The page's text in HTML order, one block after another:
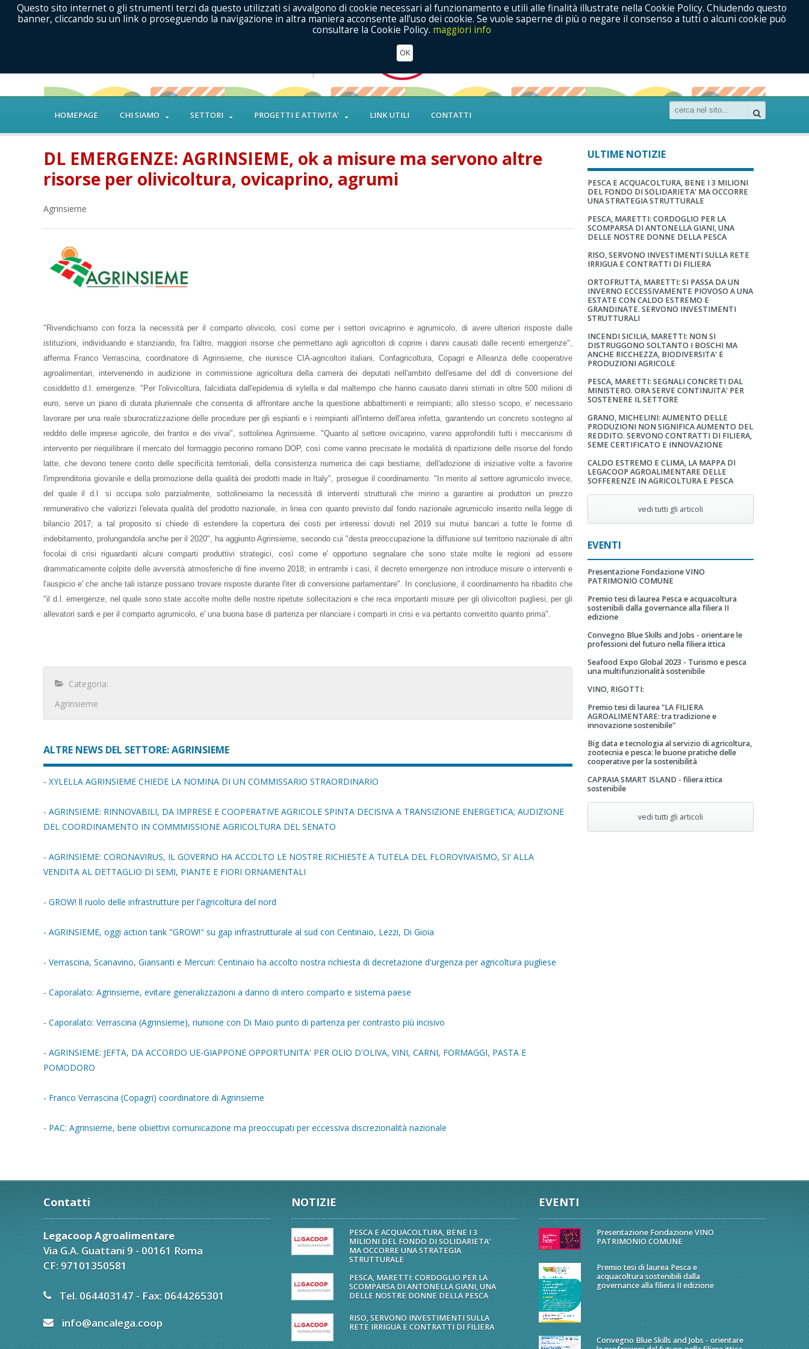
HOMEPAGE CHI SIAMO SETTORI PROGETTI E ATTIVITA' LINK UTILI CONTATTI
DL EMERGENZE: AGRINSIEME, ok a misure ma servono altre
risorse per olivicoltura, ovicaprino, agrumi
Agrinsieme
"Rivendichiamo con forza la necessità per il comparto olivicolo, così come per i settori ovicaprino e agrumicolo, di avere ulteriori risposte dalle
istituzioni, individuando e stanziando, fra l'altro, maggiori risorse che permettano agli agricoltori di coprire i danni causati dalle recenti emergenze",
afferma Franco Verrascina, coordinatore di Agrinsieme, che riunisce CIA-agricoltori italiani, Confagricoltura, Copagri e Alleanza delle cooperative
agroalimentari, intervenendo in audizione in commissione agricoltura della camera dei deputati nell'ambito dell'esame del ddl di conversione del
cosiddetto d.l. emergenze. "Per l'olivicoltura, falcidiata dall'epidemia di xylella e dal maltempo che hanno causato danni stimati in oltre 500 milioni di
euro, serve un piano di durata pluriennale che consenta di affrontare anche la questione abbattimenti e reimpianti; allo stesso scopo, e' necessario
lavorare per una reale sburocratizzazione delle procedure per gli espianti e i reimpianti all'interno dell'area infetta, garantendo un concreto sostegno al
reddito delle imprese agricole, dei frantoi e dei vivai", sottolinea Agrinsieme. "Quanto al settore ovicaprino, vanno approfonditi tutti i meccanismi di
intervento per riequilibrare il mercato del formaggio pecorino romano DOP, così come vanno precisate le modalità di ripartizione delle risorse del fondo
latte, che devono tenere conto delle specificità territoriali, della consistenza numerica dei capi bestiame, dell'adozione di iniziative volte a favorire
l'imprenditoria giovanile e della promozione della qualità dei prodotti made in Italy", prosegue il coordinamento. "In merito al settore agrumicolo invece,
del quale il d.l. si occupa solo parzialmente, sottolineiamo la necessità di interventi strutturali che mirino a garantire ai produttori un prezzo
remunerativo che valorizzi l'elevata qualità del prodotto nazionale, in linea con quanto previsto dal fondo nazionale agrumicolo inserito nella legge di
bilancio 2017; a tal proposito si chiede di estendere la copertura dei costi per interessi dovuti nel 2019 sui mutui bancari a tutte le forme di
indebitamento, prolungandola anche per il 2020", ha aggiunto Agrinsieme, secondo cui "desta preoccupazione la diffusione sul territorio nazionale di altri
focolai di crisi riguardanti alcuni comparti produttivi strategici, così come e' opportuno segnalare che sono state molte le regioni ad essere
drammaticamente colpite delle avversità atmosferiche di fine inverno 2018; in entrambi i casi, il decreto emergenze non introduce misure o interventi e
l'auspicio e' che anche tali istanze possano trovare risposte durante l'iter di conversione parlamentare". In conclusione, il coordinamento ha ribadito che
"il d.l. emergenze, nel quale sono state accolte molte delle nostre ripetute sollecitazioni e che reca importanti misure per gli olivicoltori pugliesi, per gli
allevatori sardi e per il comparto agrumicolo, e' una buona base di partenza per rilanciare i comparti in crisi e va pertanto convertito quanto prima".
Categoria:
Agrinsieme
ALTRE NEWS DEL SETTORE: AGRINSIEME
- XYLELLA AGRINSIEME CHIEDE LA NOMINA DI UN COMMISSARIO STRAORDINARIO
- AGRINSIEME: RINNOVABILI, DA IMPRESE E COOPERATIVE AGRICOLE SPINTA DECISIVA A TRANSIZIONE ENERGETICA; AUDIZIONE
DEL COORDINAMENTO IN COMMMISSIONE AGRICOLTURA DEL SENATO
- AGRINSIEME: CORONAVIRUS, IL GOVERNO HA ACCOLTO LE NOSTRE RICHIESTE A TUTELA DEL FLOROVIVAISMO, SI' ALLA
VENDITA AL DETTAGLIO DI SEMI, PIANTE E FIORI ORNAMENTALI
- GROW! ll ruolo delle infrastrutture per l'agricoltura del nord
- AGRINSIEME, oggi action tank "GROW!" su gap infrastrutturale al sud con Centinaio, Lezzi, Di Gioia
- Verrascina, Scanavino, Giansanti e Mercuri: Centinaio ha accolto nostra richiesta di decretazione d'urgenza per agricoltura pugliese
- Caporalato: Agrinsieme, evitare generalizzazioni a danno di intero comparto e sistema paese
- Caporalato: Verrascina (Agrinsieme), riunione con Di Maio punto di partenza per contrasto più incisivo
- AGRINSIEME: JEFTA, DA ACCORDO UE-GIAPPONE OPPORTUNITA' PER OLIO D'OLIVA, VINI, CARNI, FORMAGGI, PASTA E
POMODORO
- Franco Verrascina (Copagri) coordinatore di Agrinsieme
- PAC: Agrinsieme, bene obiettivi comunicazione ma preoccupati per eccessiva discrezionalità nazionale
ULTIME NOTIZIE
PESCA E ACQUACOLTURA, BENE I 3 MILIONI
DEL FONDO DI SOLIDARIETA' MA OCCORRE
UNA STRATEGIA STRUTTURALE
PESCA, MARETTI: CORDOGLIO PER LA
SCOMPARSA DI ANTONELLA GIANI, UNA
DELLE NOSTRE DONNE DELLA PESCA
RISO, SERVONO INVESTIMENTI SULLA RETE
IRRIGUA E CONTRATTI DI FILIERA
ORTOFRUTTA, MARETTI: SI PASSA DA UN
INVERNO ECCESSIVAMENTE PIOVOSO A UNA
ESTATE CON CALDO ESTREMO E
GRANDINATE. SERVONO INVESTIMENTI
STRUTTURALI
INCENDI SICILIA, MARETTI: NON SI
DISTRUGGONO SOLTANTO I BOSCHI MA
ANCHE RICCHEZZA, BIODIVERSITA' E
PRODUZIONI AGRICOLE
PESCA, MARETTI: SEGNALI CONCRETI DAL
MINISTERO. ORA SERVE CONTINUITA' PER
SOSTENERE IL SETTORE
GRANO, MICHELINI: AUMENTO DELLE
PRODUZIONI NON SIGNIFICA AUMENTO DEL
REDDITO. SERVONO CONTRATTI DI FILIERA,
SEME CERTIFICATO E INNOVAZIONE
CALDO ESTREMO E CLIMA, LA MAPPA DI
LEGACOOP AGROALIMENTARE DELLE
SOFFERENZE IN AGRICOLTURA E PESCA
vedi tutti gli articoli
EVENTI
Presentazione Fondazione VINO
PATRIMONIO COMUNE
Premio tesi di laurea Pesca e acquacoltura
sostenibili dalla governance alla filiera II
edizione
Convegno Blue Skills and Jobs - orientare le
professioni del futuro nella filiera ittica
Seafood Expo Global 2023 - Turismo e pesca
una multifunzionalità sostenibile
VINO, RIGOTTI:
Premio tesi di laurea "LA FILIERA
AGROALIMENTARE: tra tradizione e
innovazione sostenibile"
Big data e tecnologia al servizio di agricoltura,
zootecnia e pesca: le buone pratiche delle
cooperative per la sostenibilità
CAPRAIA SMART ISLAND - filiera ittica
sostenibile
vedi tutti gli articoli
Contatti
Legacoop Agroalimentare
Via G.A. Guattani 9 - 00161 Roma
CF: 97101350581
Tel. 064403147 - Fax: 0644265301
info@ancalega.coop
NOTIZIE
PESCA E ACQUACOLTURA, BENE I 3
MILIONI DEL FONDO DI SOLIDARIETA'
MA OCCORRE UNA STRATEGIA
STRUTTURALE
PESCA, MARETTI: CORDOGLIO PER LA
SCOMPARSA DI ANTONELLA GIANI, UNA
DELLE NOSTRE DONNE DELLA PESCA
RISO, SERVONO INVESTIMENTI SULLA
RETE IRRIGUA E CONTRATTI DI FILIERA
EVENTI
Presentazione Fondazione VINO
PATRIMONIO COMUNE
Premio tesi di laurea Pesca e
acquacoltura sostenibili dalla
governance alla filiera II edizione
Convegno Blue Skills and Jobs - orientare
Questo sito internet o gli strumenti terzi da questo utilizzati si avvalgono di cookie necessari al funzionamento e utili alle finalità illustrate nella Cookie Policy. Chiudendo questo
banner, cliccando su un link o proseguendo la navigazione in altra maniera acconsente all’uso dei cookie. Se vuole saperne di più o negare il consenso a tutti o alcuni cookie può
consultare la Cookie Policy. maggiori info
OK